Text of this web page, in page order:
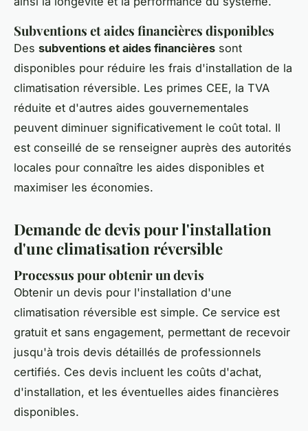
Subventions et aides financières disponibles
Des subventions et aides financières sont
disponibles pour réduire les frais d'installation de la
climatisation réversible. Les primes CEE, la TVA
réduite et d'autres aides gouvernementales
peuvent diminuer significativement le coût total. Il
est conseillé de se renseigner auprès des autorités
locales pour connaître les aides disponibles et
maximiser les économies.
Demande de devis pour l'installation
d'une climatisation réversible
Processus pour obtenir un devis
Obtenir un devis pour l'installation d'une
climatisation réversible est simple. Ce service est
gratuit et sans engagement, permettant de recevoir
jusqu'à trois devis détaillés de professionnels
certifiés. Ces devis incluent les coûts d'achat,
d'installation, et les éventuelles aides financières
disponibles.